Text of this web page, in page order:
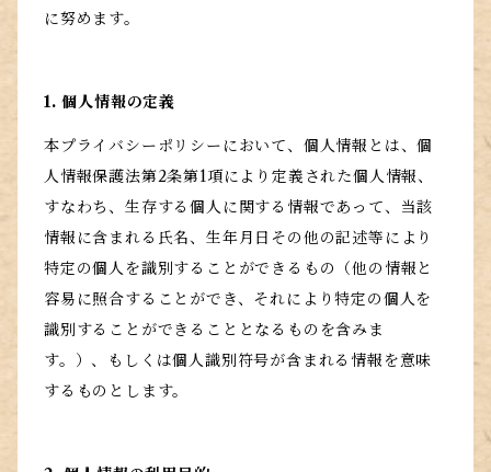
に努めます。
1. 個人情報の定義
本プライバシーポリシーにおいて、個人情報とは、個
人情報保護法第2条第1項により定義された個人情報、
すなわち、生存する個人に関する情報であって、当該
情報に含まれる氏名、生年月日その他の記述等により
特定の個人を識別することができるもの（他の情報と
容易に照合することができ、それにより特定の個人を
識別することができることとなるものを含みま
す。）、もしくは個人識別符号が含まれる情報を意味
するものとします。